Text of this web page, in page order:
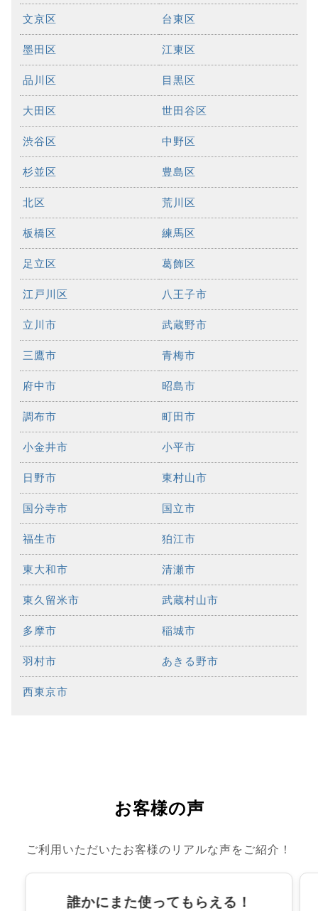
文京区 台東区
墨田区 江東区
品川区 目黒区
大田区 世田谷区
渋谷区 中野区
杉並区 豊島区
北区 荒川区
板橋区 練馬区
足立区 葛飾区
江戸川区 八王子市
立川市 武蔵野市
三鷹市 青梅市
府中市 昭島市
調布市 町田市
小金井市 小平市
日野市 東村山市
国分寺市 国立市
福生市 狛江市
東大和市 清瀬市
東久留米市 武蔵村山市
多摩市 稲城市
羽村市 あきる野市
西東京市
お客様の声
ご利用いただいたお客様のリアルな声をご紹介！
誰かにまた使ってもらえる！